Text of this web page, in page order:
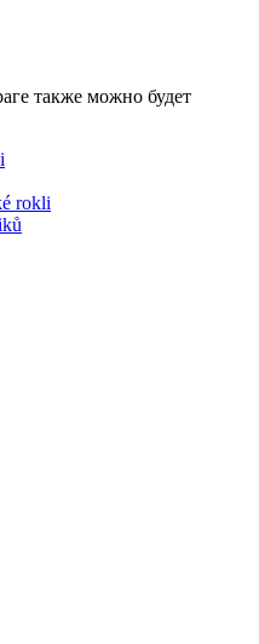
также можно будет
rokli